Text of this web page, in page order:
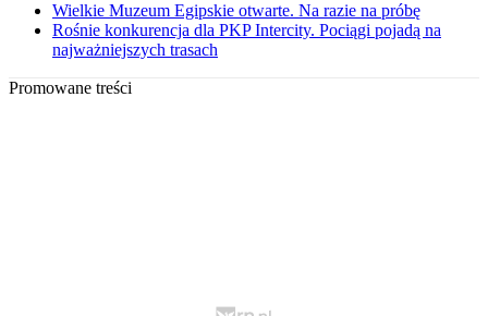
Wielkie Muzeum Egipskie otwarte. Na razie na próbę
Rośnie konkurencja dla PKP Intercity. Pociągi pojadą na
najważniejszych trasach
Promowane treści